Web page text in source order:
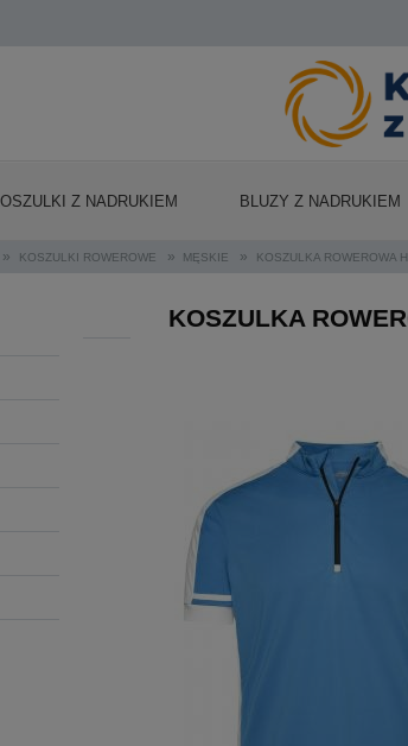
Z NADRUKIEM BLUZY Z NADRUKIEM
» KOSZULKI ROWEROWE » MĘSKIE » KOSZULKA ROWEROWA
KOSZULKA